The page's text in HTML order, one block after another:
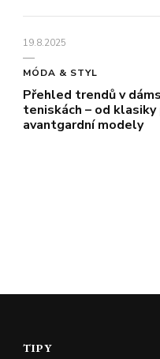
19.8.2025
MÓDA & STYL
Přehled trendů v
teniskách – od klasiky
avantgardní modely
TIPY